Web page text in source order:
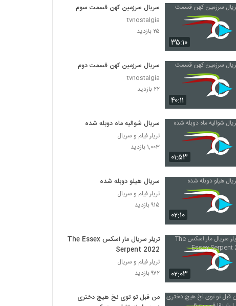
۳۵:۱۰
سریال سرزمین کهن قسمت سوم
tvnostalgia
۲۵ بازدید
۴۰:۱۱
سریال سرزمین کهن قسمت دوم
tvnostalgia
۲۲ بازدید
۰۱:۵۳
سریال شوالیه ماه دوبله شده
تریلر فیلم و سریال
۱,۰۰۳ بازدید
۰۲:۱۰
سریال هیلو دوبله شده
تریلر فیلم و سریال
۹۱۵ بازدید
۰۲:۰۳
تریلر سریال مار اسکس The Essex
Serpent 2022
تریلر فیلم و سریال
۹۷۲ بازدید
من قبل تو توی نخ هیچ دختری